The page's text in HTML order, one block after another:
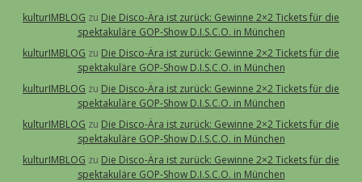
kulturIMBLOG zu Die Disco-Ära ist zurück: Gewinne 2×2 Tickets für die
spektakuläre GOP-Show D.I.S.C.O. in München
kulturIMBLOG zu Die Disco-Ära ist zurück: Gewinne 2×2 Tickets für die
spektakuläre GOP-Show D.I.S.C.O. in München
kulturIMBLOG zu Die Disco-Ära ist zurück: Gewinne 2×2 Tickets für die
spektakuläre GOP-Show D.I.S.C.O. in München
kulturIMBLOG zu Die Disco-Ära ist zurück: Gewinne 2×2 Tickets für die
spektakuläre GOP-Show D.I.S.C.O. in München
kulturIMBLOG zu Die Disco-Ära ist zurück: Gewinne 2×2 Tickets für die
spektakuläre GOP-Show D.I.S.C.O. in München